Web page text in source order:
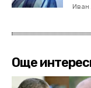
Иван
Още